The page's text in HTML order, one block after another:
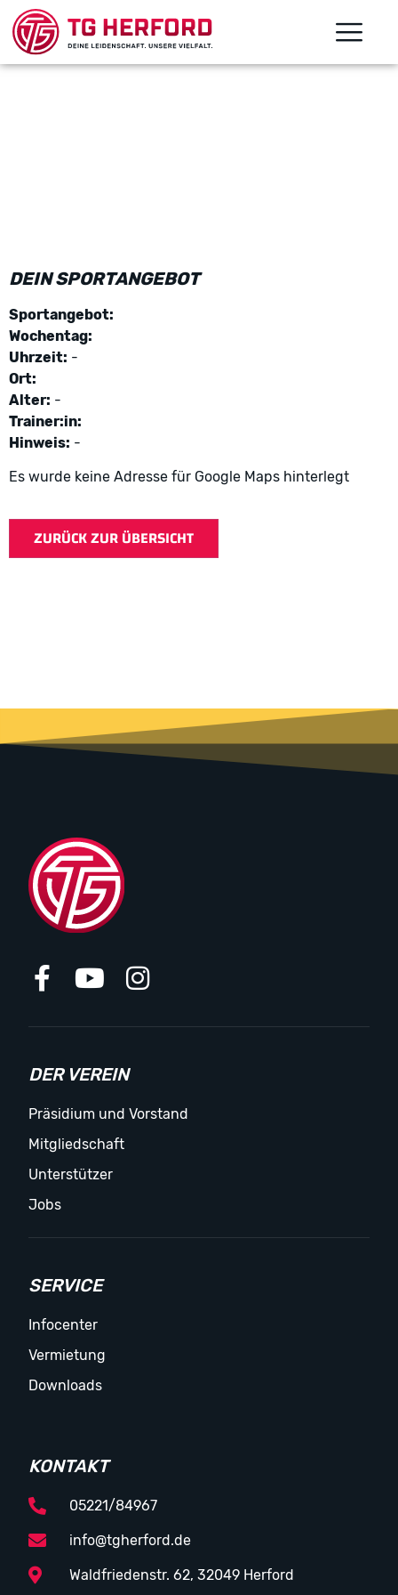
DEIN SPORTANGEBOT
Sportangebot:
Wochentag:
Uhrzeit: -
Ort:
Alter: -
Trainer:in:
Hinweis: -
Es wurde keine Adresse für Google Maps hinterlegt
DER VEREIN
Präsidium und Vorstand
Mitgliedschaft
Unterstützer
Jobs
SERVICE
Infocenter
Vermietung
Downloads
KONTAKT
05221/84967
info@tgherford.de
Waldfriedenstr. 62, 32049 Herford